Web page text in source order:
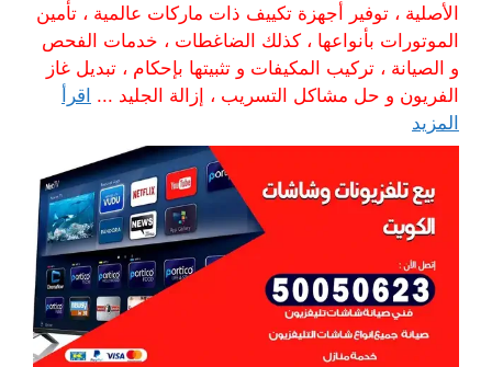
الأصلية ، توفير أجهزة تكييف ذات ماركات عالمية ، تأمين
الموتورات بأنواعها ، كذلك الضاغطات ، خدمات الفحص
و الصيانة ، تركيب المكيفات و تثبيتها بإحكام ، تبديل غاز
الفريون و حل مشاكل التسريب ، إزالة الجليد ... اقرأ
المزيد